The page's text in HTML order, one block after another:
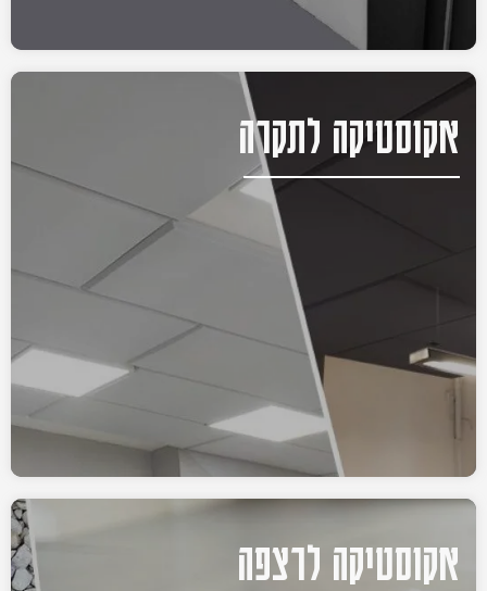
אקוסטיקה לתקרה
אקוסטיקה לרצפה